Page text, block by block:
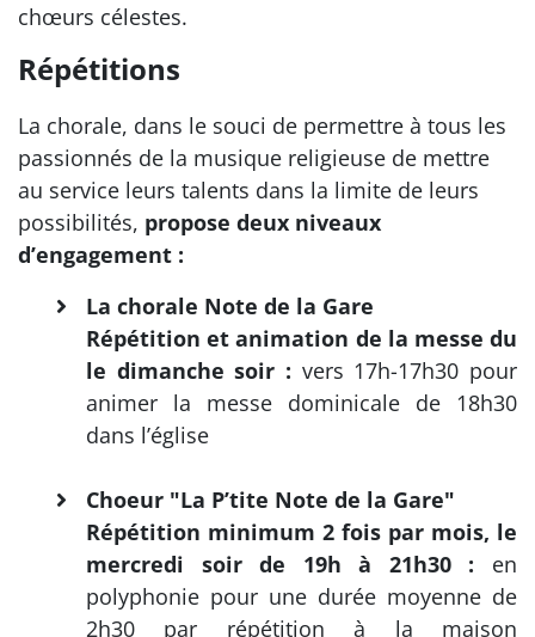
chœurs célestes.
Répétitions
La chorale, dans le souci de permettre à tous les
passionnés de la musique religieuse de mettre
au service leurs talents dans la limite de leurs
possibilités, propose deux niveaux
d’engagement :
La chorale Note de la Gare
Répétition et animation de la messe du
le dimanche soir : vers 17h-17h30 pour
animer la messe dominicale de 18h30
dans l’église
Choeur "La P’tite Note de la Gare"
Répétition minimum 2 fois par mois, le
mercredi soir de 19h à 21h30 : en
polyphonie pour une durée moyenne de
2h30 par répétition à la maison